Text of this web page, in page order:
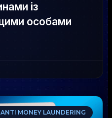
із
особами
MONEY LAUNDERING